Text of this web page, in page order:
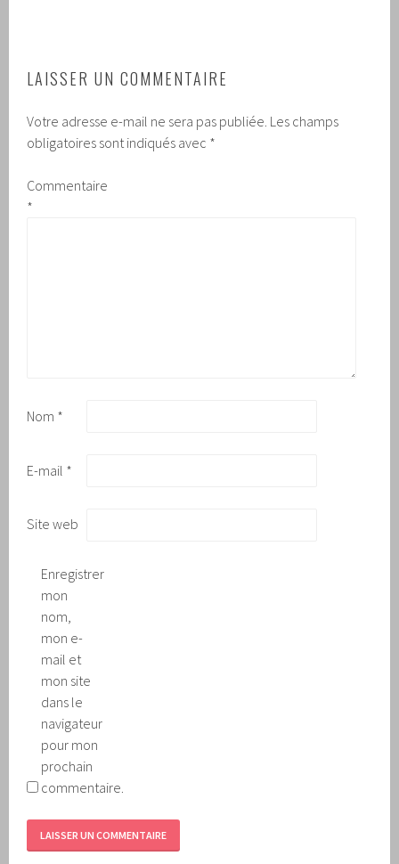
LAISSER UN COMMENTAIRE
Votre adresse e-mail ne sera pas publiée. Les champs
obligatoires sont indiqués avec *
Commentaire
*
Nom *
E-mail *
Site web
Enregistrer
mon
nom,
mon e-
mail et
mon site
dans le
navigateur
pour mon
prochain
commentaire.